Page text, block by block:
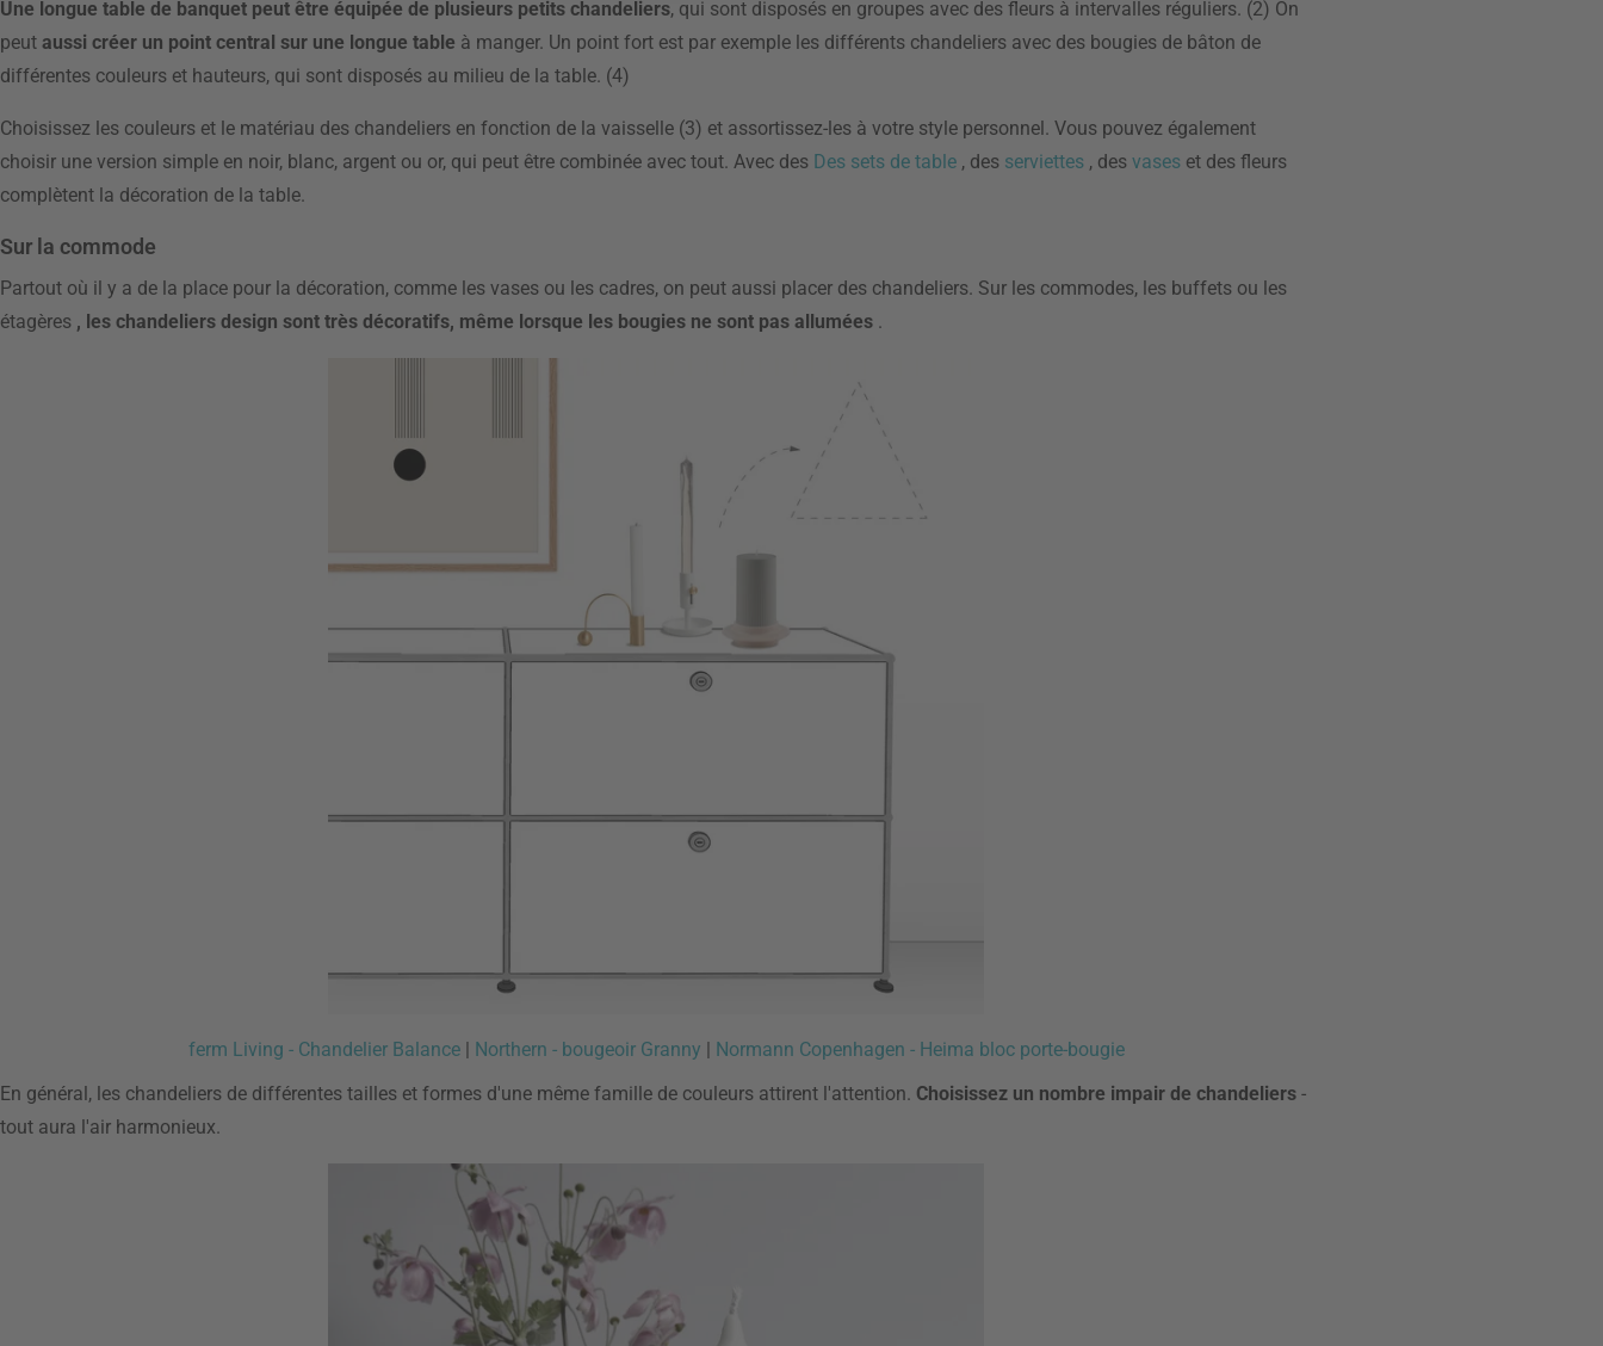
Une longue table de banquet peut être équipée de plusieurs petits chandeliers, qui sont disposés en groupes avec des fleurs à intervalles réguliers. (2) On
peut aussi créer un point central sur une longue table à manger. Un point fort est par exemple les différents chandeliers avec des bougies de bâton de
différentes couleurs et hauteurs, qui sont disposés au milieu de la table. (4)
Choisissez les couleurs et le matériau des chandeliers en fonction de la vaisselle (3) et assortissez-les à votre style personnel. Vous pouvez également
choisir une version simple en noir, blanc, argent ou or, qui peut être combinée avec tout. Avec des Des sets de table , des serviettes , des vases et des fleurs
complètent la décoration de la table.
Sur la commode
Partout où il y a de la place pour la décoration, comme les vases ou les cadres, on peut aussi placer des chandeliers. Sur les commodes, les buffets ou les
étagères , les chandeliers design sont très décoratifs, même lorsque les bougies ne sont pas allumées .
ferm Living - Chandelier Balance | Northern - bougeoir Granny | Normann Copenhagen - Heima bloc porte-bougie
En général, les chandeliers de différentes tailles et formes d'une même famille de couleurs attirent l'attention. Choisissez un nombre impair de chandeliers -
tout aura l'air harmonieux.